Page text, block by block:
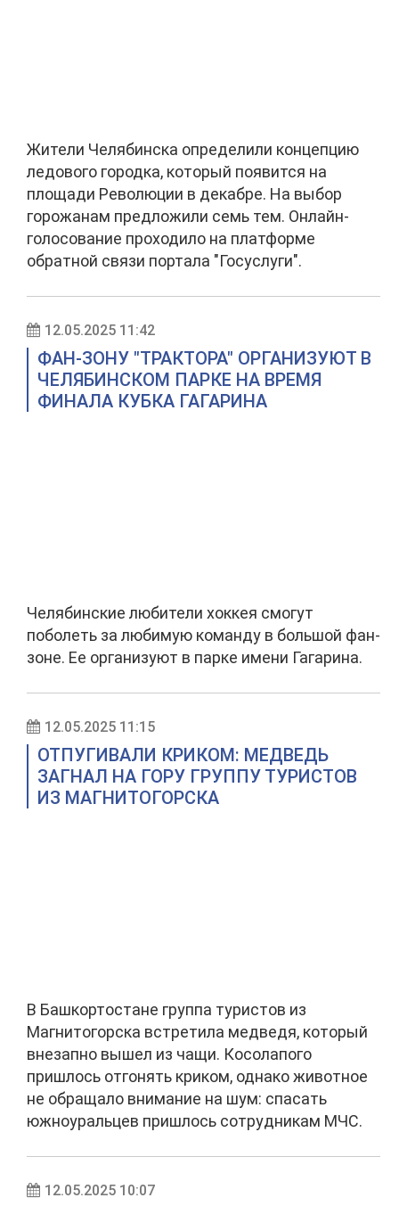
Жители Челябинска определили концепцию
ледового городка, который появится на
площади Революции в декабре. На выбор
горожанам предложили семь тем. Онлайн-
голосование проходило на платформе
обратной связи портала "Госуслуги".
12.05.2025 11:42
ФАН-ЗОНУ "ТРАКТОРА" ОРГАНИЗУЮТ В
ЧЕЛЯБИНСКОМ ПАРКЕ НА ВРЕМЯ
ФИНАЛА КУБКА ГАГАРИНА
Челябинские любители хоккея смогут
поболеть за любимую команду в большой фан-
зоне. Ее организуют в парке имени Гагарина.
12.05.2025 11:15
ОТПУГИВАЛИ КРИКОМ: МЕДВЕДЬ
ЗАГНАЛ НА ГОРУ ГРУППУ ТУРИСТОВ
ИЗ МАГНИТОГОРСКА
В Башкортостане группа туристов из
Магнитогорска встретила медведя, который
внезапно вышел из чащи. Косолапого
пришлось отгонять криком, однако животное
не обращало внимание на шум: спасать
южноуральцев пришлось сотрудникам МЧС.
12.05.2025 10:07